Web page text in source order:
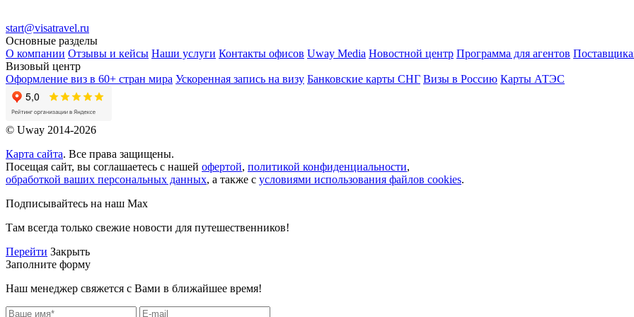
start@visatravel.ru
Основные разделы
О компании Отзывы и кейсы Наши услуги Контакты офисов Uway Media Новостной центр Программа для агентов
Визовый центр
Оформление виз в 60+ стран мира Ускоренная запись на визу Банковские карты СНГ Визы в Россию Карты АТЭС
© Uway 2014-2026
Карта сайта. Все права защищены.
Посещая сайт, вы соглашаетесь с нашей офертой, политикой конфиденциальности,
обработкой ваших персональных данных, а также с условиями использования файлов cookies.
Подписывайтесь на наш Max
Там всегда только свежие новости для путешественников!
Перейти Закрыть
Заполните форму
Наш менеджер свяжется с Вами в ближайшее время!